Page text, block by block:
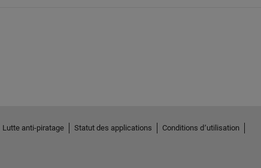
Lutte anti-piratage Statut des applications
Conditions d՚utilisation